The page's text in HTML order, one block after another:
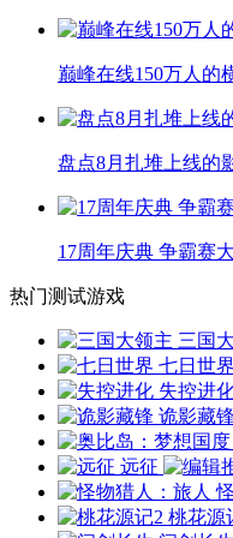
巅峰在线150万人的
盘点8月扎堆上线的
17周年庆典 争霸赛
热门测试游戏
三国
七日世界
失控进
诡影藏锋
远征
桃花源